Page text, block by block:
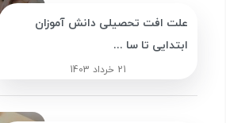
علت افت تحصیلی دانش آموزان
ابتدایی تا سا ...
21 خرداد 1403